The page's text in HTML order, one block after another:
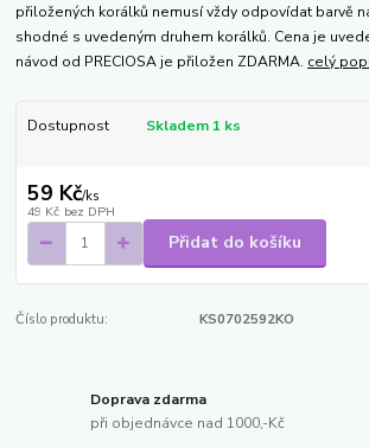
přiložených korálků nemusí vždy odpovídat barvě
shodné s uvedeným druhem korálků. Cena je
návod od PRECIOSA je přiložen ZDARMA. celý
Dostupnost Skladem 1 ks
59 Kč/ks
49 Kč bez DPH
Přidat do košíku
Číslo produktu: KS0702592KO
Doprava zdarma
při objednávce nad 1000,-Kč